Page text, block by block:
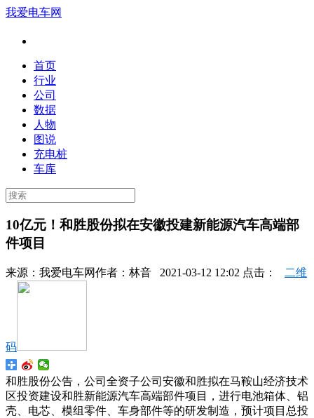
我爱电车网
首页
行业
公司
数据
人物
图说
充电桩
车库
10亿元！和胜股份拟在安徽投建新能源汽车高端部
件项目
来源： 我爱电车网作者： 林音 2021-03-12 12:02 点击： 二维
码
和胜股份公告，公司全资子公司安徽和胜拟在马鞍山经济技术
区投资建设和胜新能源汽车高端部件项目，进行电池箱体、铝
壳、电芯、模组零件、车身部件等的研发制造，预计项目总投